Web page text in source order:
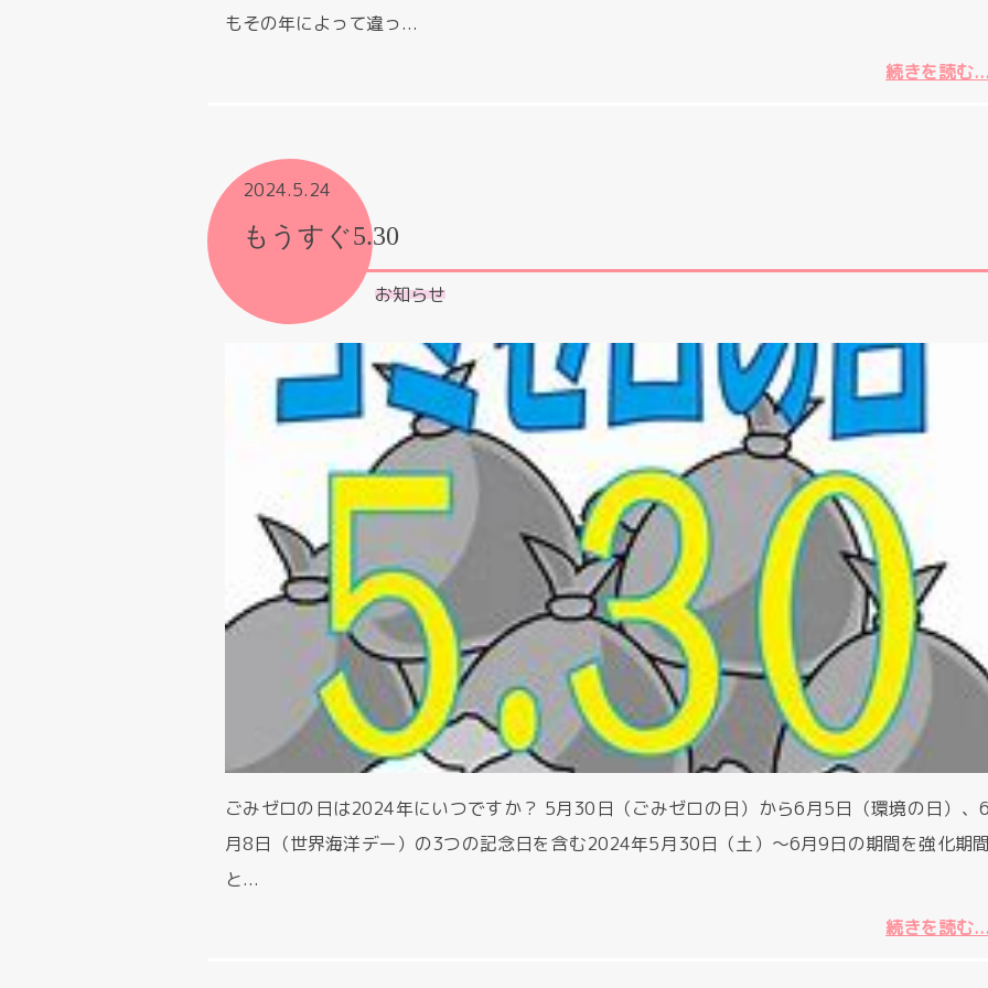
もその年によって違っ...
続きを読む
2024.5.24
もうすぐ5.30
お知らせ
ごみゼロの日は2024年にいつですか？ 5月30日（ごみゼロの日）から6月5日（環境の日）、
月8日（世界海洋デー）の3つの記念日を含む2024年5月30日（土）～6月9日の期間を強化期
と...
続きを読む